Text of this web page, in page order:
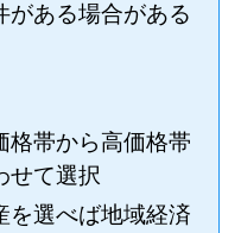
がある場合がある
格帯から高価格帯
せて選択
を選べば地域経済